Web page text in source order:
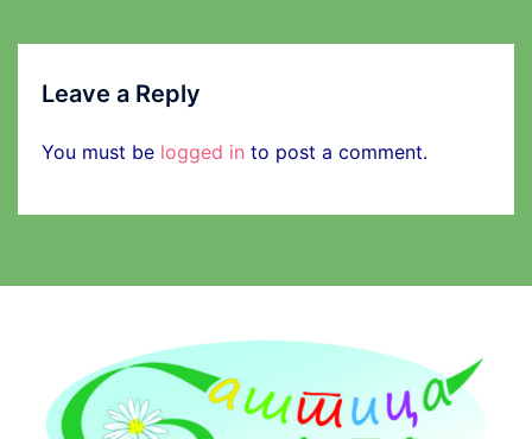
Leave a Reply
You must be logged in to post a comment.